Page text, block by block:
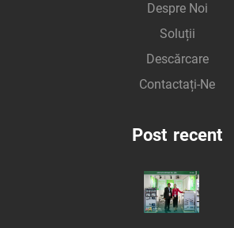
Despre Noi
Soluții
Descărcare
Contactați-Ne
Post recent